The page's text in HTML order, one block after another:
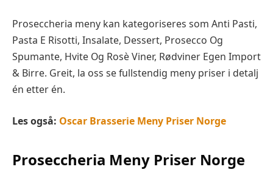
Proseccheria meny kan kategoriseres som Anti Pasti,
Pasta E Risotti, Insalate, Dessert, Prosecco Og
Spumante, Hvite Og Rosè Viner, Rødviner Egen Import
& Birre. Greit, la oss se fullstendig meny priser i detalj
én etter én.
Les også: Oscar Brasserie Meny Priser Norge
Proseccheria Meny Priser Norge